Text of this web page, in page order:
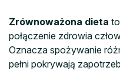
Zrównoważona dieta
połączenie zdrowia
Oznacza spożywanie
pełni pokrywają